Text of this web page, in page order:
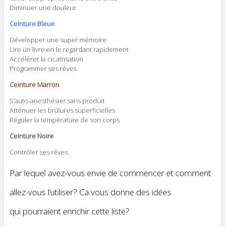
Diminuer une douleur
Ceinture Bleue
Développer une super mémoire
Lire un livre en le regardant rapidement
Accélérer la cicatrisation
Programmer ses rêves
Ceinture Marron
S’auto-anesthésier sans produit
Atténuer les brûlures superficielles
Réguler la température de son corps
Ceinture Noire
Contrôler ses rêves
Par lequel avez-vous envie de commencer et comment
allez-vous l’utiliser? Ca vous donne des idées
qui pourraient enrichir cette liste?